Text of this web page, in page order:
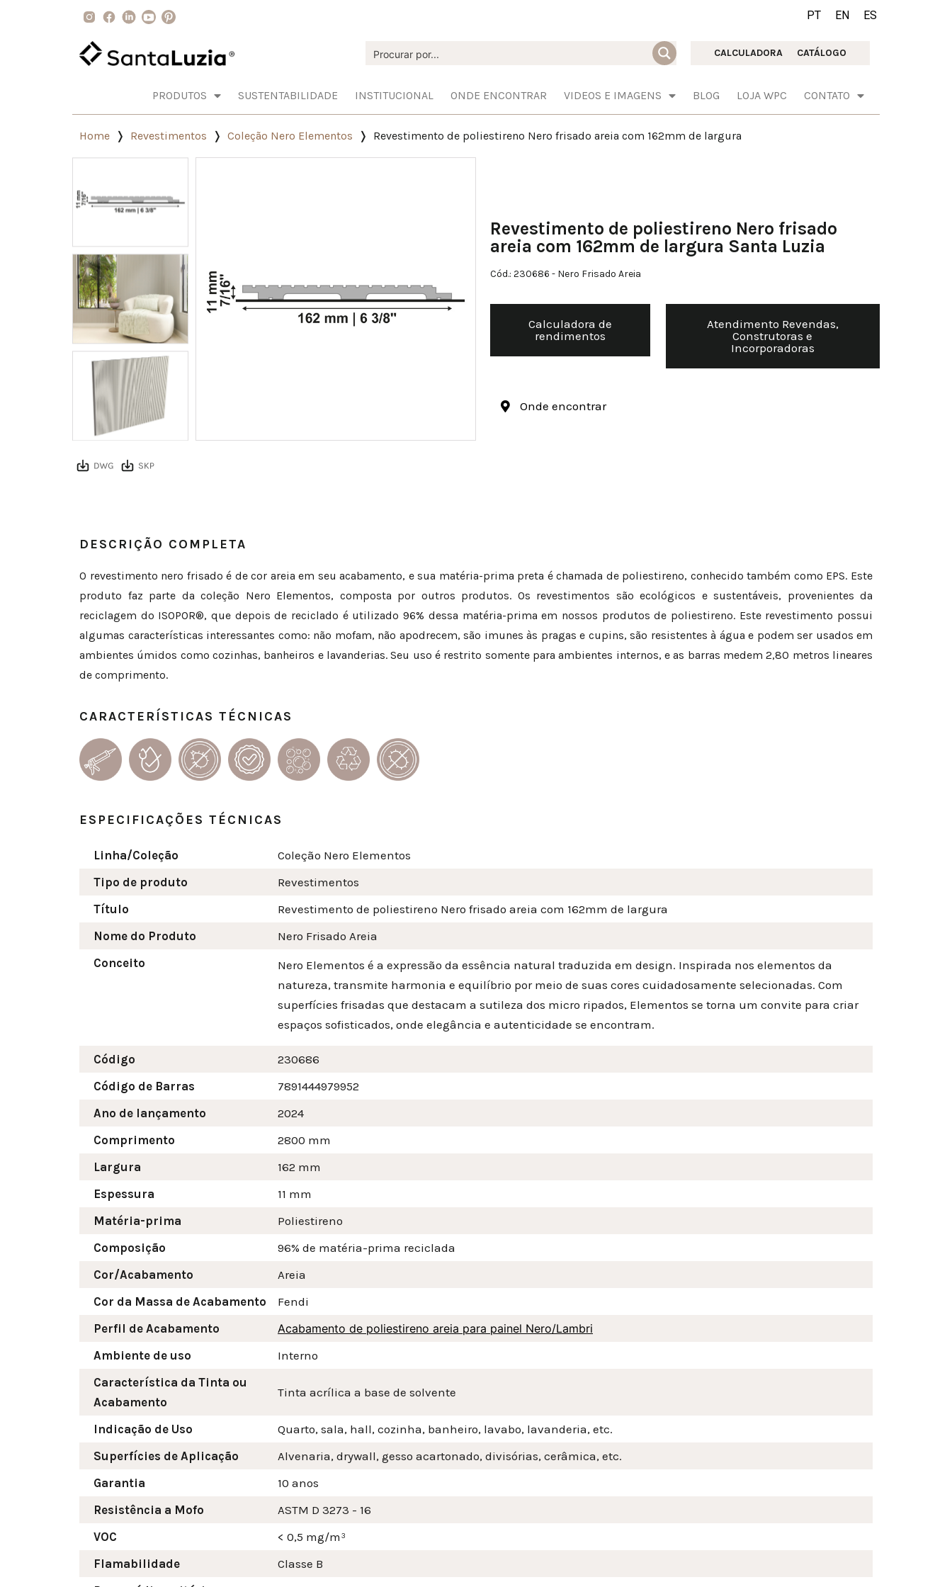
PT EN ES
CALCULADORA CATÁLOGO
PRODUTOS SUSTENTABILIDADE INSTITUCIONAL ONDE ENCONTRAR VIDEOS E IMAGENS BLOG LOJA WPC CONTATO
Home Revestimentos Coleção Nero Elementos Revestimento de poliestireno Nero frisado areia com 162mm de largura
Revestimento de poliestireno Nero frisado
areia com 162mm de largura Santa Luzia
Cód.: 230686 - Nero Frisado Areia
Calculadora de
rendimentos
Atendimento Revendas,
Construtoras e
Incorporadoras
Onde encontrar
DESCRIÇÃO COMPLETA
O revestimento nero frisado é de cor areia em seu acabamento, e sua matéria-prima preta é chamada de poliestireno, conhecido também como EPS. Este
produto faz parte da coleção Nero Elementos, composta por outros produtos. Os revestimentos são ecológicos e sustentáveis, provenientes da
reciclagem do ISOPOR®, que depois de reciclado é utilizado 96% dessa matéria-prima em nossos produtos de poliestireno. Este revestimento possui
algumas características interessantes como: não mofam, não apodrecem, são imunes às pragas e cupins, são resistentes à água e podem ser usados em
ambientes úmidos como cozinhas, banheiros e lavanderias. Seu uso é restrito somente para ambientes internos, e as barras medem 2,80 metros lineares
de comprimento.
CARACTERÍSTICAS TÉCNICAS
ESPECIFICAÇÕES TÉCNICAS
Linha/Coleção
Coleção Nero Elementos
Tipo de produto
Revestimentos
Título
Revestimento de poliestireno Nero frisado areia com 162mm de largura
Nome do Produto
Nero Frisado Areia
Conceito
Nero Elementos é a expressão da essência natural traduzida em design. Inspirada nos elementos da
natureza, transmite harmonia e equilíbrio por meio de suas cores cuidadosamente selecionadas. Com
superfícies frisadas que destacam a sutileza dos micro ripados, Elementos se torna um convite para criar
espaços sofisticados, onde elegância e autenticidade se encontram.
Código
230686
Código de Barras
7891444979952
Ano de lançamento
2024
Comprimento
2800 mm
Largura
162 mm
Espessura
11 mm
Matéria-prima
Poliestireno
Composição
96% de matéria-prima reciclada
Cor/Acabamento
Areia
Cor da Massa de Acabamento
Fendi
Perfil de Acabamento
Acabamento de poliestireno areia para painel Nero/Lambri
Ambiente de uso
Interno
Característica da Tinta ou
Acabamento
Tinta acrílica a base de solvente
Indicação de Uso
Quarto, sala, hall, cozinha, banheiro, lavabo, lavanderia, etc.
Superfícies de Aplicação
Alvenaria, drywall, gesso acartonado, divisórias, cerâmica, etc.
Garantia
10 anos
Resistência a Mofo
ASTM D 3273 - 16
VOC
< 0,5 mg/m³
Flamabilidade
Classe B